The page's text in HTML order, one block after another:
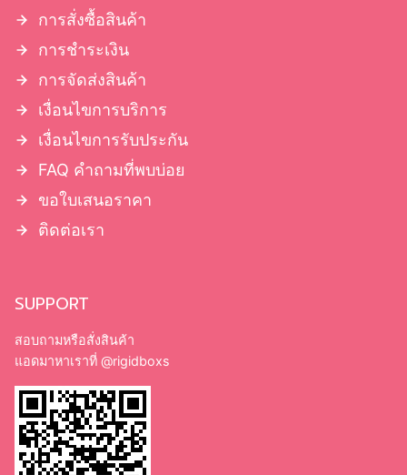
การสั่งซื้อสินค้า
การชำระเงิน
การจัดส่งสินค้า
เงื่อนไขการบริการ
เงื่อนไขการรับประกัน
FAQ คำถามที่พบบ่อย
ขอใบเสนอราคา
ติดต่อเรา
SUPPORT
สอบถามหรือสั่งสินค้า
แอดมาหาเราที่ @rigidboxs